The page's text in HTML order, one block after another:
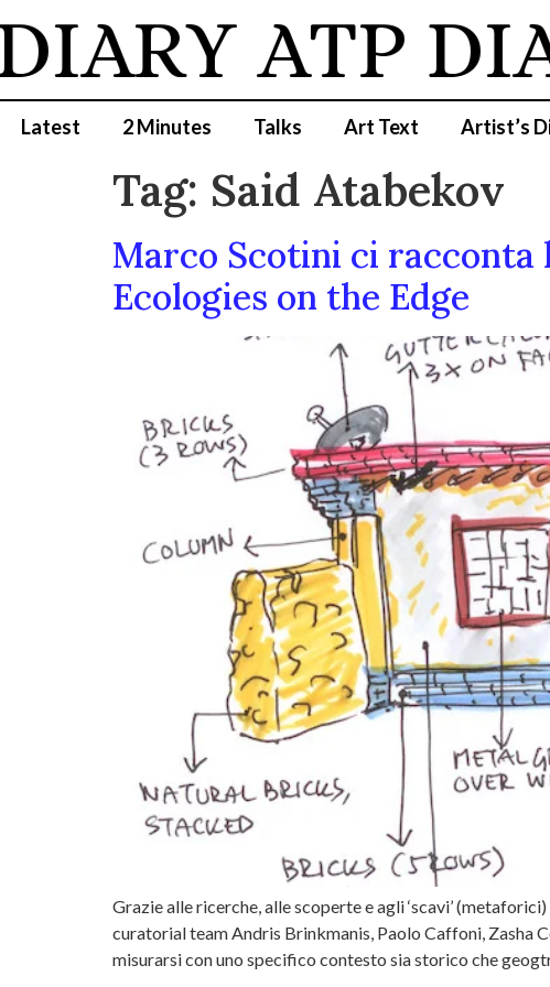
ATP
Latest 2 Minutes Talks Art Text Artist’s
Tag: Said Atabekov
Marco Scotini ci racconta
Ecologies on the Edge
Grazie alle ricerche, alle scoperte e agli ‘scavi’
curatorial team Andris Brinkmanis, Paolo Caffoni, Zasha
misurarsi con uno specifico contesto sia storico che